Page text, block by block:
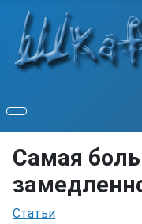
Самая
Информация о
Статьи